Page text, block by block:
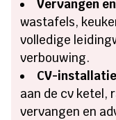
Vervangen
wastafels,
volledige
verbouwing.
CV-
aan de cv ketel,
vervangen en